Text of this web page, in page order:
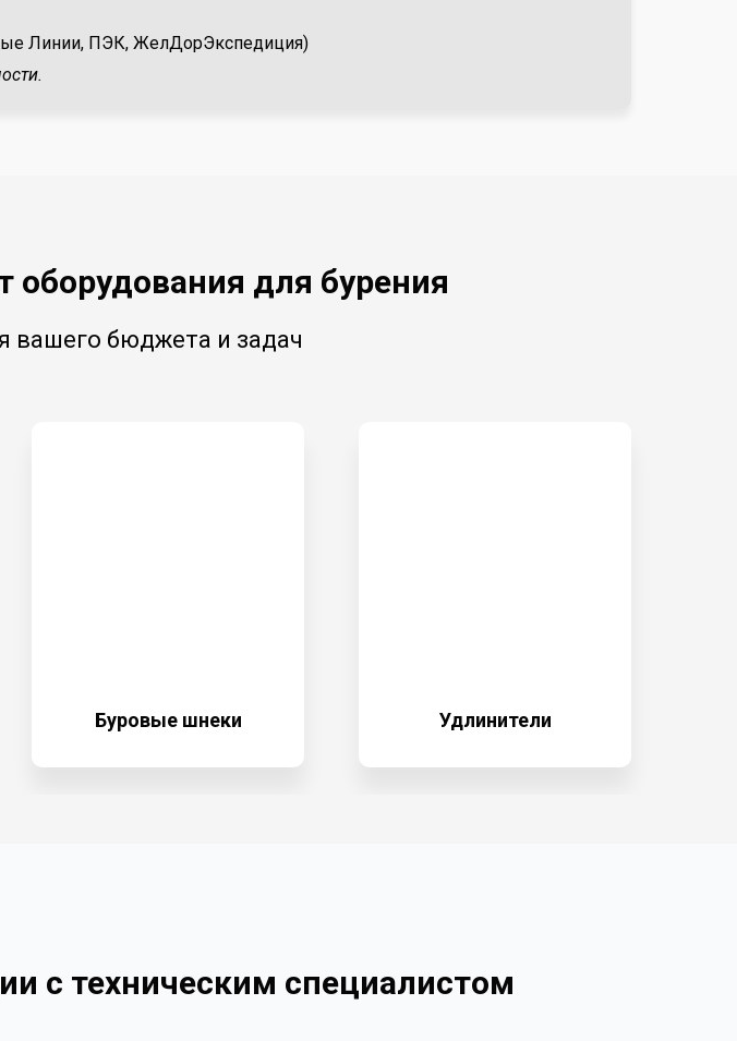
Линии, ПЭК, ЖелДорЭкспедиция)
оборудования для бурения
вашего бюджета и задач
Буровые шнеки Удлинители
с техническим специалистом